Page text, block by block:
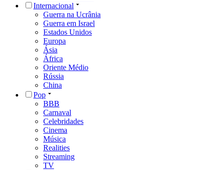
Internacional
Guerra na Ucrânia
Guerra em Israel
Estados Unidos
Europa
Ásia
África
Oriente Médio
Rússia
China
Pop
BBB
Carnaval
Celebridades
Cinema
Música
Realities
Streaming
TV